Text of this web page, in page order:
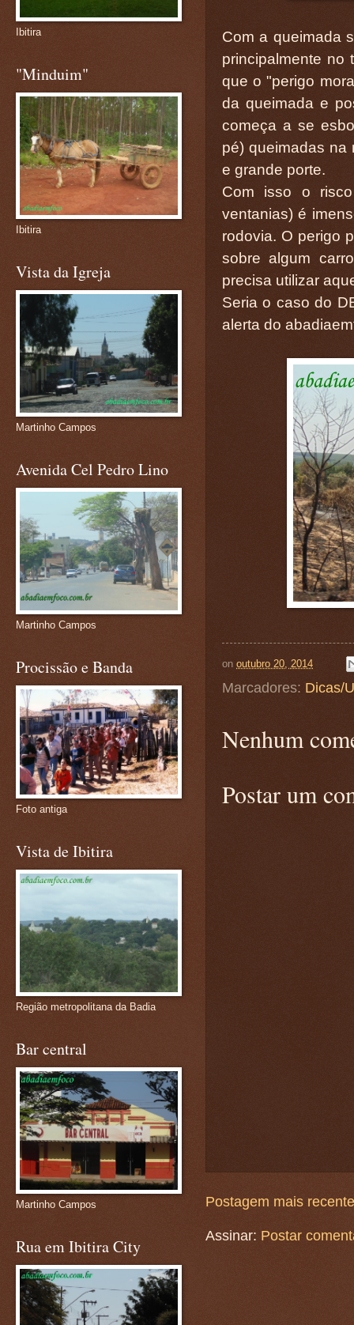
Com a queimada
principalmente no
que o "perigo
da queimada e
começa a se
pé) queimadas na
e grande porte.
Com isso o
ventanias) é
rodovia. O perigo
sobre algum
precisa utilizar
Seria o caso do
alerta do
on outubro 20, 2014
Marcadores: Dicas/
Nenhum
Postar um
Postagem mais recente
Assinar: Postar
Ibitira
"Minduim"
Ibitira
Vista da Igreja
Martinho Campos
Avenida Cel Pedro Lino
Martinho Campos
Procissão e Banda
Foto antiga
Vista de Ibitira
Região metropolitana da Badia
Bar central
Martinho Campos
Rua em Ibitira City